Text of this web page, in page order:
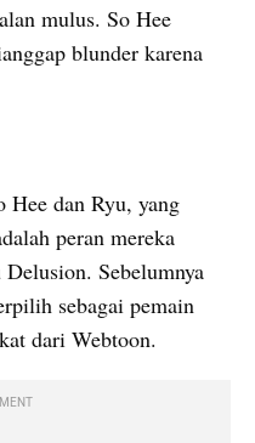
mulus. So Hee
blunder karena
Hee dan Ryu, yang
peran mereka
Sebelumnya
sebagai pemain
dari Webtoon.